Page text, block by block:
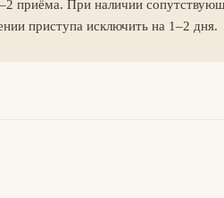
приёма. При наличии
приступа исключить на 1–2 дня.